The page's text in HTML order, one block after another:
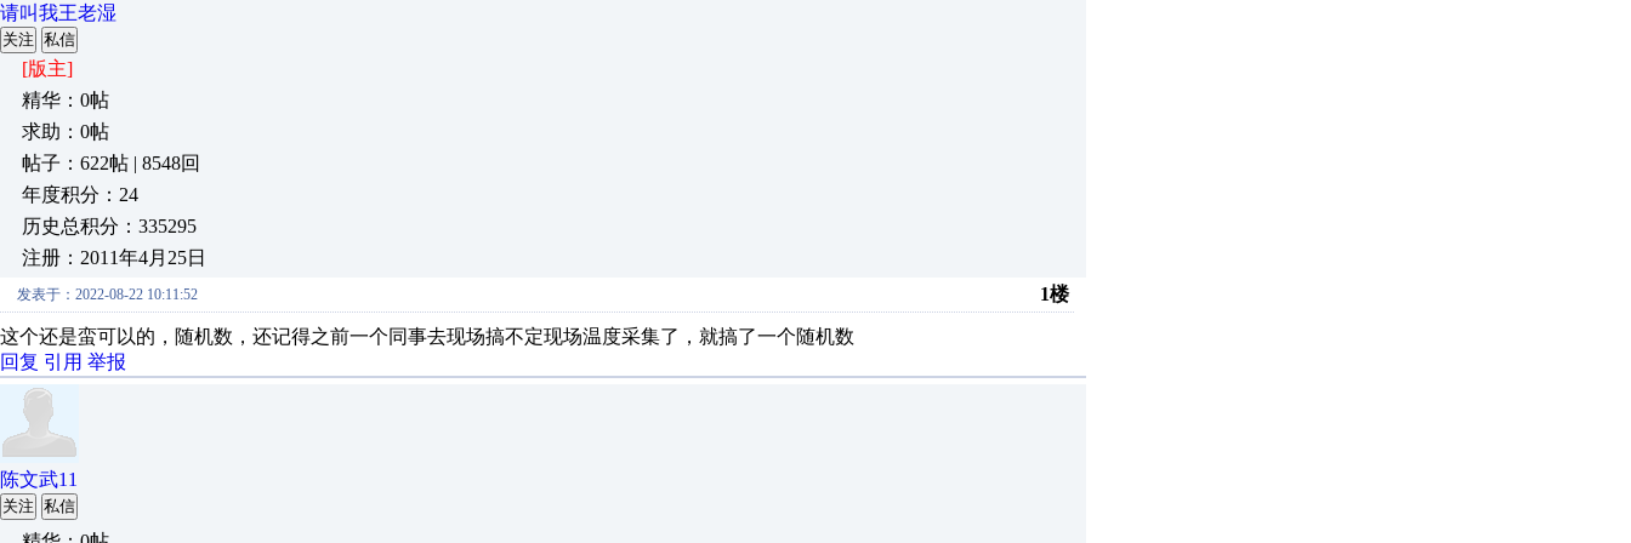
请叫我王老湿
关注 私信
[版主]
精华：0帖
求助：0帖
帖子：622帖 | 8548回
年度积分：24
历史总积分：335295
注册：2011年4月25日
发表于：2022-08-22 10:11:52 1楼
这个还是蛮可以的，随机数，还记得之前一个同事去现场搞不定现场温度采集了，就搞了一个随机数
回复 引用 举报
陈文武11
关注 私信